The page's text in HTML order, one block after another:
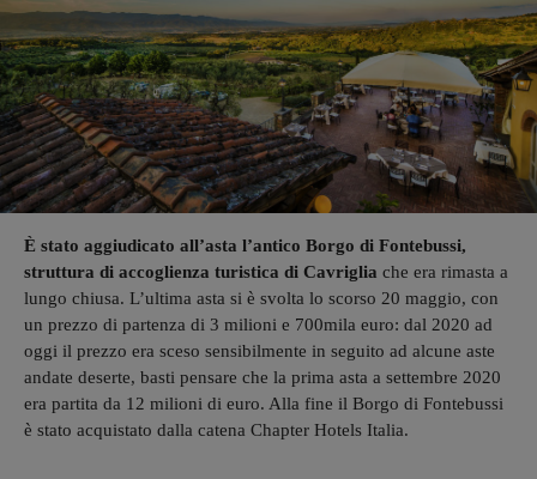
È stato aggiudicato all’asta l’antico Borgo di Fontebussi,
struttura di accoglienza turistica di Cavriglia che era rimasta a
lungo chiusa. L’ultima asta si è svolta lo scorso 20 maggio, con
un prezzo di partenza di 3 milioni e 700mila euro: dal 2020 ad
oggi il prezzo era sceso sensibilmente in seguito ad alcune aste
andate deserte, basti pensare che la prima asta a settembre 2020
era partita da 12 milioni di euro. Alla fine il Borgo di Fontebussi
è stato acquistato dalla catena Chapter Hotels Italia.